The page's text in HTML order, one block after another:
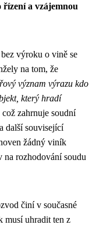
řízení a vzájemnou
výroku o vině se
na tom, že
význam výrazu kdo
který hradí
což zahrnuje soudní
další související
žádný viník
na rozhodování soudu
činí v současné
musí uhradit ten z